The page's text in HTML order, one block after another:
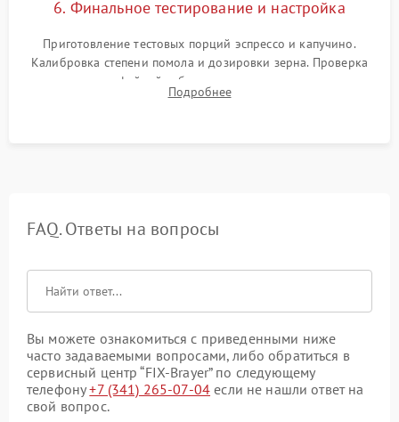
6. Финальное тестирование и настройка
Приготовление тестовых порций эспрессо и капучино.
Калибровка степени помола и дозировки зерна. Проверка
плотности кофейной таблетки, температуры напитка и
качества молочной пены. Контроль отсутствия посторонних
Подробнее
FAQ. Ответы на вопросы
Вы можете ознакомиться с приведенными ниже
часто задаваемыми вопросами, либо обратиться в
сервисный центр “FIX-Brayer” по следующему
телефону+7 (341) 265-07-04 если не нашли ответ на
свой вопрос.